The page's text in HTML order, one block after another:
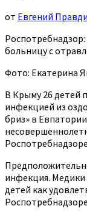
от Евгений
Роспотребнадзор:
больницу с
Фото: Екатерина
В Крыму 26 детей
инфекцией из
бриз» в
инфекция.
детей как